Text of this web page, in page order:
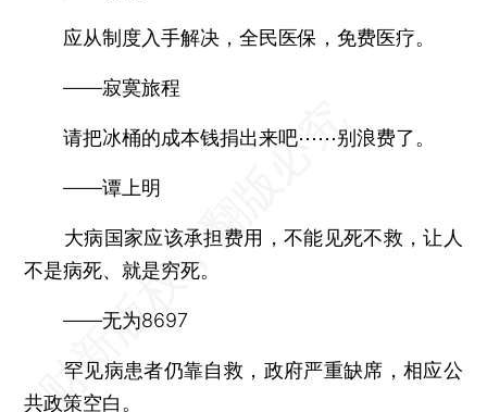
应从制度入手解决，全民医保，免费医疗。
——寂寞旅程
请把冰桶的成本钱捐出来吧⋯⋯别浪费了。
——谭上明
大病国家应该承担费用，不能见死不救，让人
不是病死、就是穷死。
——无为8697
罕见病患者仍靠自救，政府严重缺席，相应公
共政策空白。